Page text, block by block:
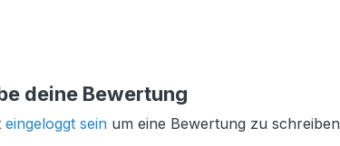
deine Bewertung
eingeloggt sein um eine Bewertung zu schreiben